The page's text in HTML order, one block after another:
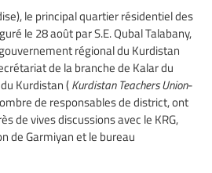
le principal quartier résidentiel des
le 28 août par S.E. Qubal Talabany,
régional du Kurdistan
de la branche de Kalar du
Kurdistan ( Kurdistan Teachers Union-
de responsables de district, ont
de vives discussions avec le KRG,
de Garmiyan et le bureau